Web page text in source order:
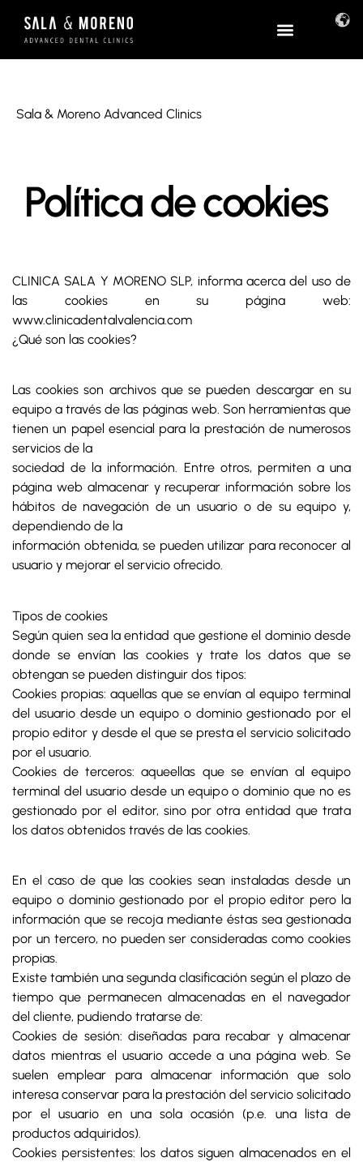
Sala & Moreno Advanced Clinics
Política de cookies
CLINICA SALA Y MORENO SLP, informa acerca del uso de
las cookies en su página web:
www.clinicadentalvalencia.com
¿Qué son las cookies?
Las cookies son archivos que se pueden descargar en su
equipo a través de las páginas web. Son herramientas que
tienen un papel esencial para la prestación de numerosos
servicios de la
sociedad de la información. Entre otros, permiten a una
página web almacenar y recuperar información sobre los
hábitos de navegación de un usuario o de su equipo y,
dependiendo de la
información obtenida, se pueden utilizar para reconocer al
usuario y mejorar el servicio ofrecido.
Tipos de cookies
Según quien sea la entidad que gestione el dominio desde
donde se envían las cookies y trate los datos que se
obtengan se pueden distinguir dos tipos:
Cookies propias: aquellas que se envían al equipo terminal
del usuario desde un equipo o dominio gestionado por el
propio editor y desde el que se presta el servicio solicitado
por el usuario.
Cookies de terceros: aqueellas que se envían al equipo
terminal del usuario desde un equipo o dominio que no es
gestionado por el editor, sino por otra entidad que trata
los datos obtenidos través de las cookies.
En el caso de que las cookies sean instaladas desde un
equipo o dominio gestionado por el propio editor pero la
información que se recoja mediante éstas sea gestionada
por un tercero, no pueden ser consideradas como cookies
propias.
Existe también una segunda clasificación según el plazo de
tiempo que permanecen almacenadas en el navegador
del cliente, pudiendo tratarse de:
Cookies de sesión: diseñadas para recabar y almacenar
datos mientras el usuario accede a una página web. Se
suelen emplear para almacenar información que solo
interesa conservar para la prestación del servicio solicitado
por el usuario en una sola ocasión (p.e. una lista de
productos adquiridos).
Cookies persistentes: los datos siguen almacenados en el